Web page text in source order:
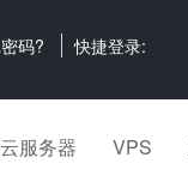
码? 快捷登录:
云服务器 VPS